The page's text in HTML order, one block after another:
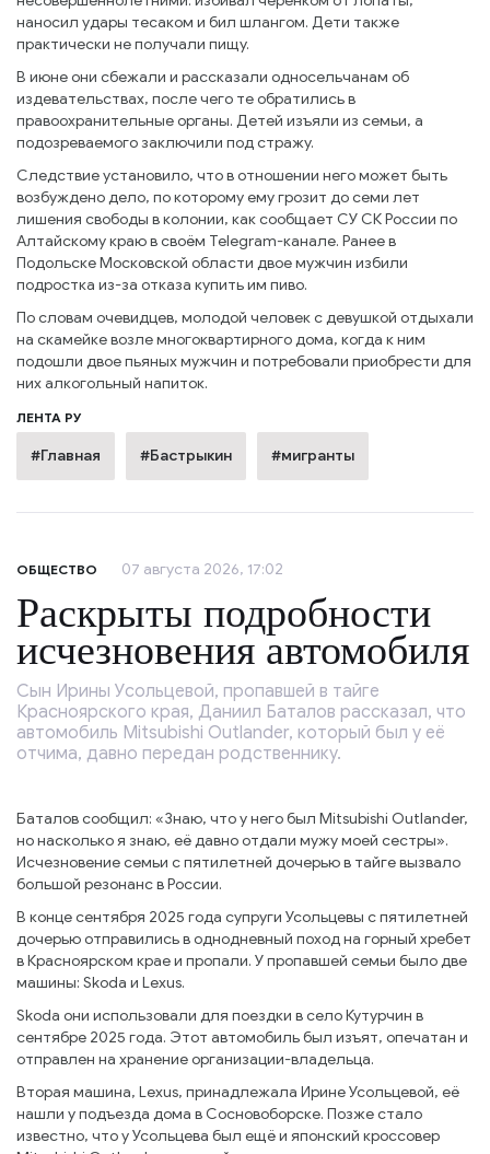
наносил удары тесаком и бил шлангом. Дети также
практически не получали пищу.
В июне они сбежали и рассказали односельчанам об
издевательствах, после чего те обратились в
правоохранительные органы. Детей изъяли из семьи, а
подозреваемого заключили под стражу.
Следствие установило, что в отношении него может быть
возбуждено дело, по которому ему грозит до семи лет
лишения свободы в колонии, как сообщает СУ СК России по
Алтайскому краю в своём Telegram-канале. Ранее в
Подольске Московской области двое мужчин избили
подростка из-за отказа купить им пиво.
По словам очевидцев, молодой человек с девушкой отдыхали
на скамейке возле многоквартирного дома, когда к ним
подошли двое пьяных мужчин и потребовали приобрести для
них алкогольный напиток.
ЛЕНТА РУ
#Главная #Бастрыкин #мигранты
ОБЩЕСТВО 07 августа 2026, 17:02
Раскрыты подробности
исчезновения автомобиля
Сын Ирины Усольцевой, пропавшей в тайге
Красноярского края, Даниил Баталов рассказал, что
автомобиль Mitsubishi Outlander, который был у её
отчима, давно передан родственнику.
Баталов сообщил: «Знаю, что у него был Mitsubishi Outlander,
но насколько я знаю, её давно отдали мужу моей сестры».
Исчезновение семьи с пятилетней дочерью в тайге вызвало
большой резонанс в России.
В конце сентября 2025 года супруги Усольцевы с пятилетней
дочерью отправились в однодневный поход на горный хребет
в Красноярском крае и пропали. У пропавшей семьи было две
машины: Skoda и Lexus.
Skoda они использовали для поездки в село Кутурчин в
сентябре 2025 года. Этот автомобиль был изъят, опечатан и
отправлен на хранение организации-владельца.
Вторая машина, Lexus, принадлежала Ирине Усольцевой, её
нашли у подъезда дома в Сосновоборске. Позже стало
известно, что у Усольцева был ещё и японский кроссовер